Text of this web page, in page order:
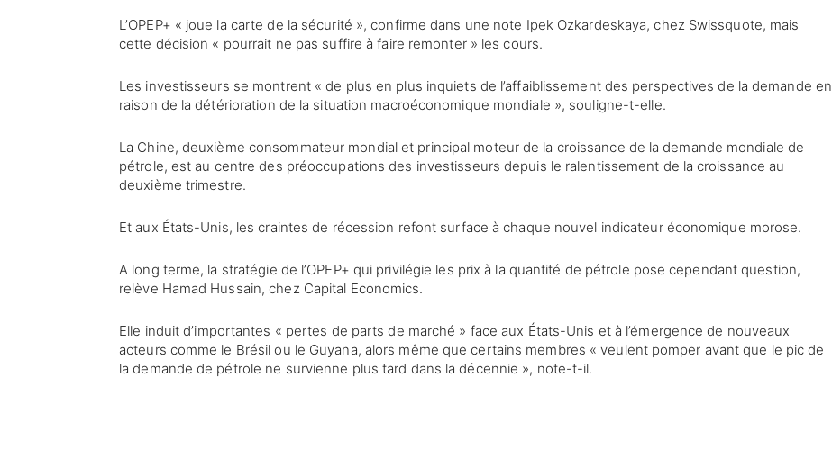
L’OPEP+ « joue la carte de la sécurité », confirme dans une note Ipek Ozkardeskaya, chez Swissquote, mais
cette décision « pourrait ne pas suffire à faire remonter » les cours.
Les investisseurs se montrent « de plus en plus inquiets de l’affaiblissement des perspectives de la demande en
raison de la détérioration de la situation macroéconomique mondiale », souligne-t-elle.
La Chine, deuxième consommateur mondial et principal moteur de la croissance de la demande mondiale de
pétrole, est au centre des préoccupations des investisseurs depuis le ralentissement de la croissance au
deuxième trimestre.
Et aux États-Unis, les craintes de récession refont surface à chaque nouvel indicateur économique morose.
A long terme, la stratégie de l’OPEP+ qui privilégie les prix à la quantité de pétrole pose cependant question,
relève Hamad Hussain, chez Capital Economics.
Elle induit d’importantes « pertes de parts de marché » face aux États-Unis et à l’émergence de nouveaux
acteurs comme le Brésil ou le Guyana, alors même que certains membres « veulent pomper avant que le pic de
la demande de pétrole ne survienne plus tard dans la décennie », note-t-il.